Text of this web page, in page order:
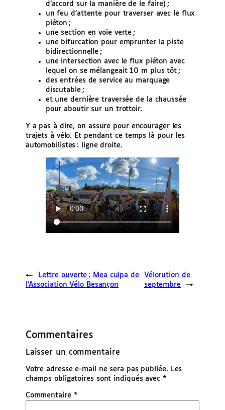
d’accord sur la manière de le faire) ;
un feu d’attente pour traverser avec le flux
piéton ;
une section en voie verte ;
une bifurcation pour emprunter la piste
bidirectionnelle ;
une intersection avec le flux piéton avec
lequel on se mélangeait 10 m plus tôt ;
des entrées de service au marquage
discutable ;
et une dernière traversée de la chaussée
pour aboutir sur un trottoir.
Y a pas à dire, on assure pour encourager les
trajets à vélo. Et pendant ce temps là pour les
automobilistes : ligne droite.
←
Lettre ouverte : Mea culpa de
l’Association Vélo Besançon
Vélorution de
septembre
→
Commentaires
Laisser un commentaire
Votre adresse e-mail ne sera pas publiée.
Les
champs obligatoires sont indiqués avec *
Commentaire *